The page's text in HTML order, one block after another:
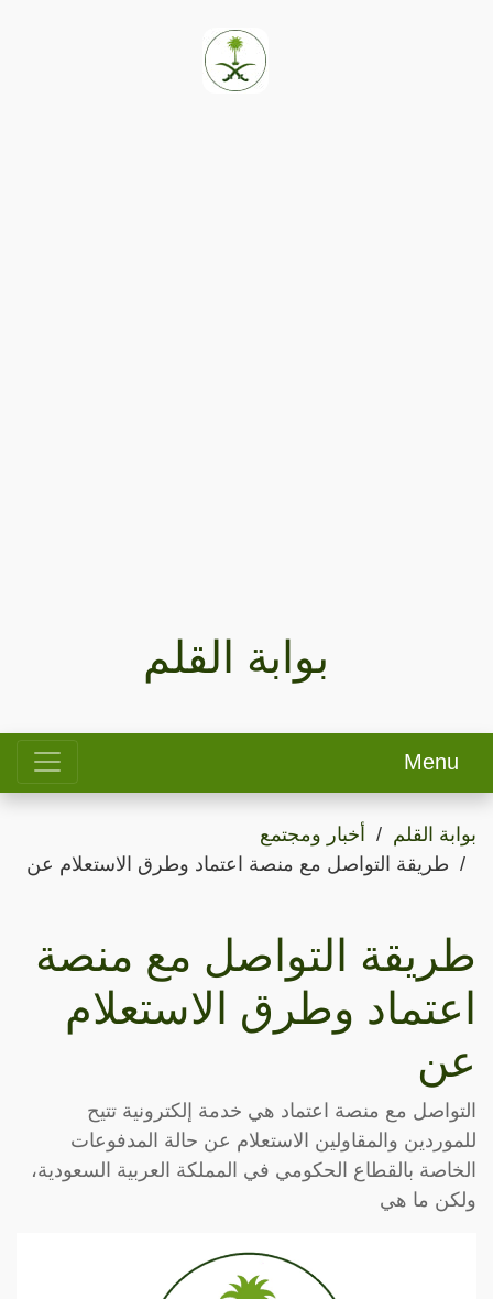
بوابة القلم
Menu
بوابة القلم
أخبار ومجتمع
طريقة التواصل مع منصة اعتماد وطرق الاستعلام عن
طريقة التواصل مع منصة
اعتماد وطرق الاستعلام
عن
التواصل مع منصة اعتماد هي خدمة إلكترونية تتيح
للموردين والمقاولين الاستعلام عن حالة المدفوعات
الخاصة بالقطاع الحكومي في المملكة العربية السعودية،
ولكن ما هي